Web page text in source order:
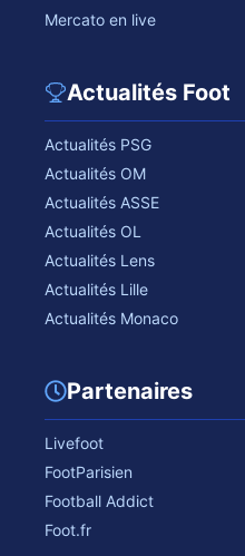
Mercato en live
Actualités Foot
Actualités PSG
Actualités OM
Actualités ASSE
Actualités OL
Actualités Lens
Actualités Lille
Actualités Monaco
Partenaires
Livefoot
FootParisien
Football Addict
Foot.fr